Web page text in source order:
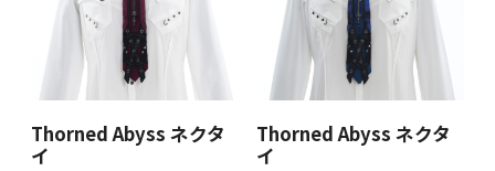
Thorned Abyss ネクタ
イ
Thorned Abyss ネクタ
イ